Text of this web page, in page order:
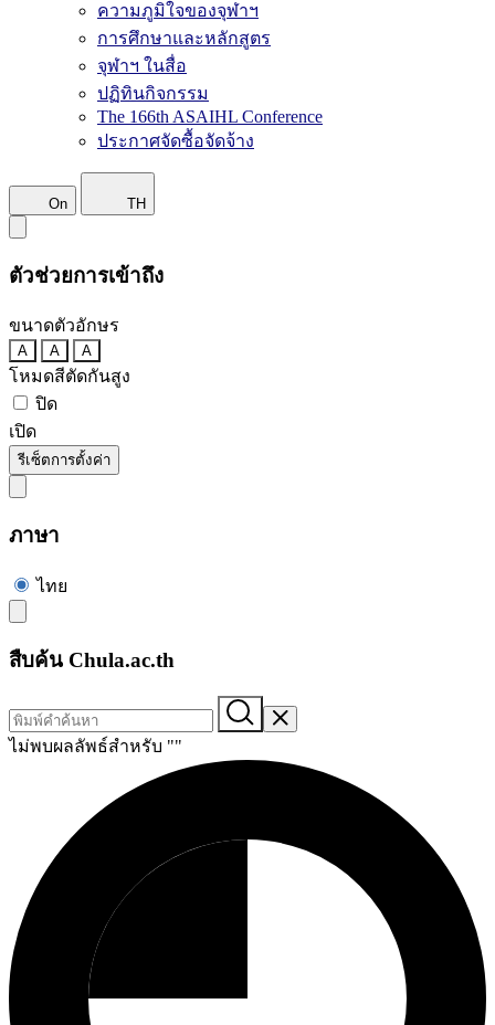
ความภูมิใจของจุฬาฯ
การศึกษาและหลักสูตร
จุฬาฯ ในสื่อ
ปฏิทินกิจกรรม
The 166th ASAIHL Conference
ประกาศจัดซื้อจัดจ้าง
On TH
ตัวช่วยการเข้าถึง
ขนาดตัวอักษร
A A A
โหมดสีตัดกันสูง
ปิด
เปิด
รีเซ็ตการตั้งค่า
ภาษา
ไทย
สืบค้น Chula.ac.th
ไม่พบผลลัพธ์สำหรับ ""